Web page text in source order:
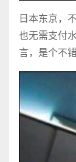
日本东京，
也无需支付
言，是个不